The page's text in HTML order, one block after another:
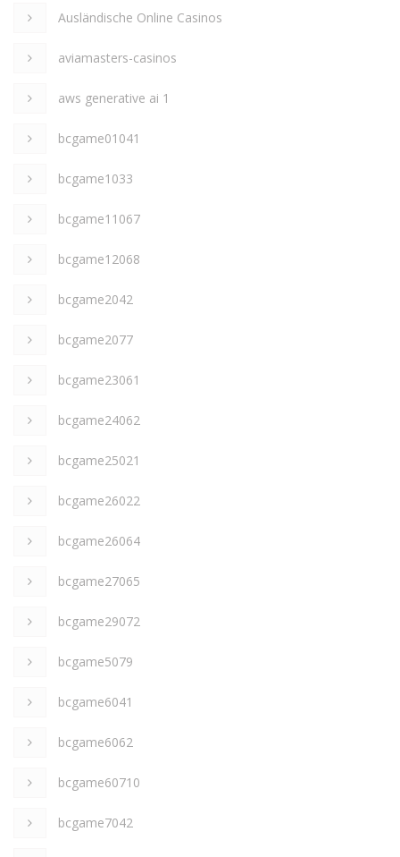
Ausländische Online Casinos
aviamasters-casinos
aws generative ai 1
bcgame01041
bcgame1033
bcgame11067
bcgame12068
bcgame2042
bcgame2077
bcgame23061
bcgame24062
bcgame25021
bcgame26022
bcgame26064
bcgame27065
bcgame29072
bcgame5079
bcgame6041
bcgame6062
bcgame60710
bcgame7042